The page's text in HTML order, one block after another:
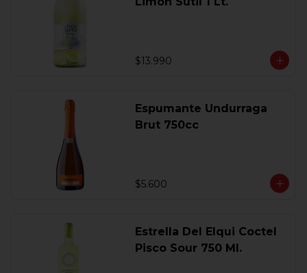
$13.990
Espumante Undurraga
Brut 750cc
$5.600
Estrella Del Elqui Coctel
Pisco Sour 750 Ml.